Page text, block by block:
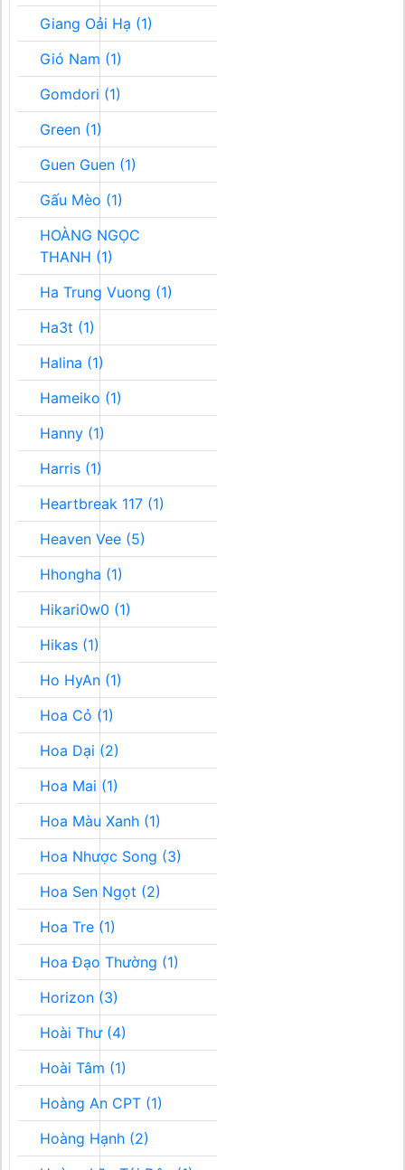
Giang Oải Hạ (1)
Gió Nam (1)
Gomdori (1)
Green (1)
Guen Guen (1)
Gấu Mèo (1)
HOÀNG NGỌC
THANH (1)
Ha Trung Vuong (1)
Ha3t (1)
Halina (1)
Hameiko (1)
Hanny (1)
Harris (1)
Heartbreak 117 (1)
Heaven Vee (5)
Hhongha (1)
Hikari0w0 (1)
Hikas (1)
Ho HyAn (1)
Hoa Cỏ (1)
Hoa Dại (2)
Hoa Mai (1)
Hoa Màu Xanh (1)
Hoa Nhược Song (3)
Hoa Sen Ngọt (2)
Hoa Tre (1)
Hoa Đạo Thường (1)
Horizon (3)
Hoài Thư (4)
Hoài Tâm (1)
Hoàng An CPT (1)
Hoàng Hạnh (2)